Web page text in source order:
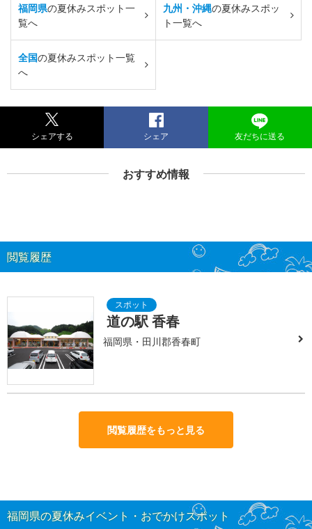
福岡県の夏休みスポット一
覧へ
九州・沖縄の夏休みスポッ
ト一覧へ
全国の夏休みスポット一覧
へ
シェアする シェア 友だちに送る
おすすめ情報
閲覧履歴
道の駅 香春
福岡県・田川郡香春町
閲覧履歴をもっと見る
福岡県の夏休みイベント・おでかけスポット